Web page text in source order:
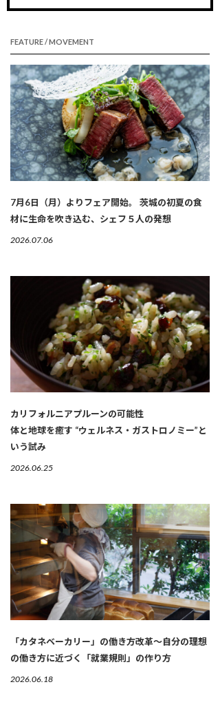
FEATURE / MOVEMENT
7月6日（月）よりフェア開始。 茨城の初夏の食
材に生命を吹き込む、シェフ５人の発想
2026.07.06
カリフォルニアプルーンの可能性
体と地球を癒す “ウェルネス・ガストロノミー”と
いう試み
2026.06.25
「カタネベーカリー」の働き方改革～自分の理想
の働き方に近づく「就業規則」の作り方
2026.06.18